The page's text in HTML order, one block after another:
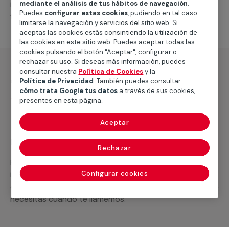
intervenciones a realizar, o la mano de obra que hará
falta para completar tu proyecto.
¿Qué incluye?
Desplazamiento
Recuerda que en MULTIMAP
Podemos ofrecer cualquier servicio a medida
incluyendo todo lo que necesites: materiales,
equipamientos, electrodomésticos, etc. Cuéntanos que
necesitas cuando te llamemos.
mediante el análisis de tus hábitos de navegación.
Puedes configurar estas cookies, pudiendo en tal caso
limitarse la navegación y servicios del sitio web. Si
aceptas las cookies estás consintiendo la utilización de
las cookies en este sitio web. Puedes aceptar todas las
cookies pulsando el botón "Aceptar", configurar o
rechazar su uso. Si deseas más información, puedes
consultar nuestra Política de Cookiesy la
Política de Privacidad. También puedes consultar
cómo trata Google tus datos a través de sus cookies,
presentes en esta página.
Configurar cookies
Rechazar
Aceptar